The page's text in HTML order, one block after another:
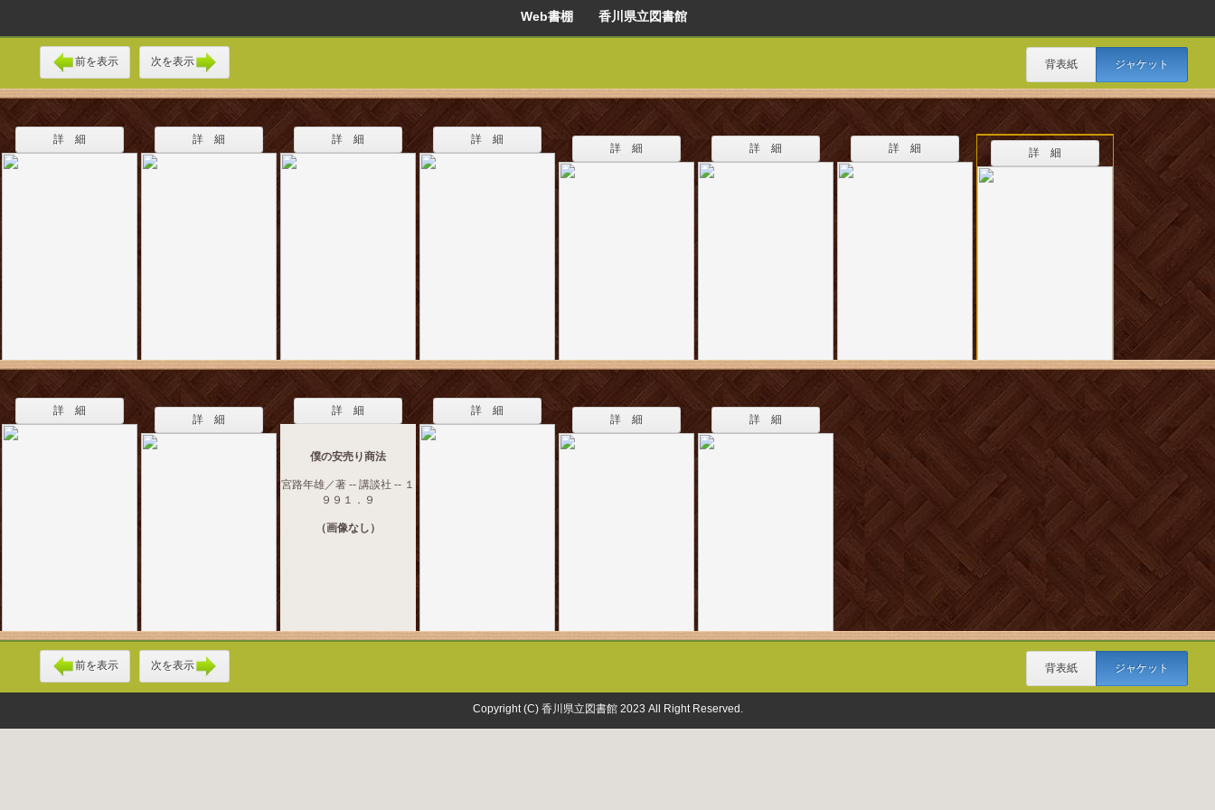
Web書棚 香川県立図書館
前を表示 次を表示 背表紙 ジャケット
詳 細 詳 細 詳 細 詳 細
詳 細 詳 細 詳 細 詳 細
詳 細
詳 細
詳 細
僕の安売り商法
宮路年雄／著 -- 講談社 -- １
９９１．９
（画像なし）
詳 細
詳 細 詳 細
前を表示 次を表示 背表紙 ジャケット
Copyright (C) 香川県立図書館 2023 All Right Reserved.